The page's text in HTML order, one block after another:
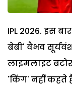
IPL 2026. इस
बेबी' वैभव
लाइमलाइट
'किंग' नहीं कहते